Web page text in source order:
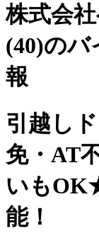
株式会
(40)のバ
報
引越し
免・AT
いも
能！